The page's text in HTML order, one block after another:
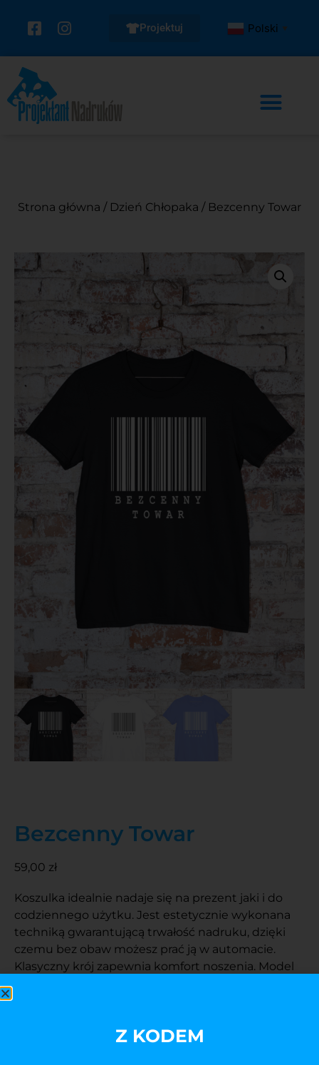
Projektuj Polski ▼
Strona główna / Dzień Chłopaka / Bezcenny Towar
Bezcenny Towar
59,00 zł
Koszulka idealnie nadaje się na prezent jaki i do
codziennego użytku. Jest estetycznie wykonana
techniką gwarantującą trwałość nadruku, dzięki
czemu bez obaw możesz prać ją w automacie.
Klasyczny krój zapewnia komfort noszenia. Model
Z KODEM